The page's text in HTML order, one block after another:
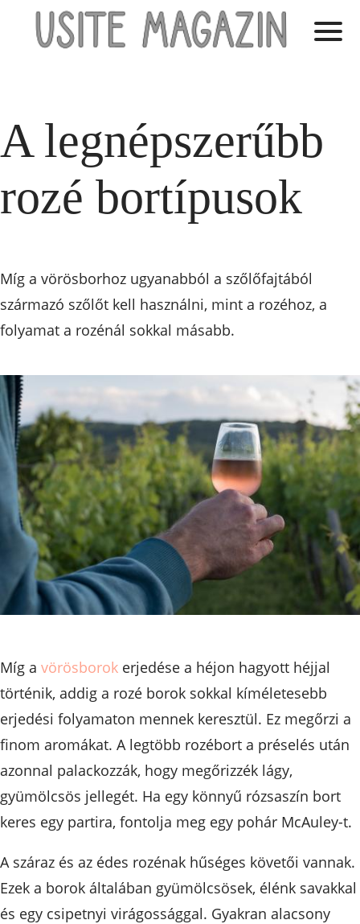
A legnépszerűbb
rozé bortípusok
Míg a vörösborhoz ugyanabból a szőlőfajtából
származó szőlőt kell használni, mint a rozéhoz, a
folyamat a rozénál sokkal másabb.
Míg a vörösborok erjedése a héjon hagyott héjjal
történik, addig a rozé borok sokkal kíméletesebb
erjedési folyamaton mennek keresztül. Ez megőrzi a
finom aromákat. A legtöbb rozébort a préselés után
azonnal palackozzák, hogy megőrizzék lágy,
gyümölcsös jellegét. Ha egy könnyű rózsaszín bort
keres egy partira, fontolja meg egy pohár McAuley-t.
A száraz és az édes rozénak hűséges követői vannak.
Ezek a borok általában gyümölcsösek, élénk savakkal
és egy csipetnyi virágossággal. Gyakran alacsony